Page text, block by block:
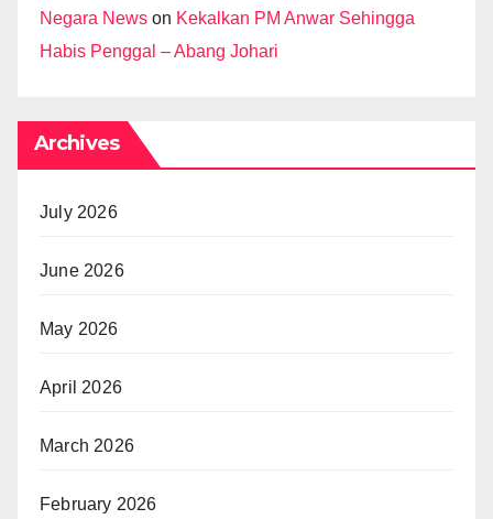
Negara News on Kekalkan PM Anwar Sehingga
Habis Penggal – Abang Johari
Archives
July 2026
June 2026
May 2026
April 2026
March 2026
February 2026